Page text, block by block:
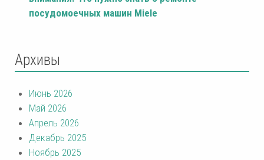
посудомоечных машин Miele
Архивы
Июнь 2026
Май 2026
Апрель 2026
Декабрь 2025
Ноябрь 2025